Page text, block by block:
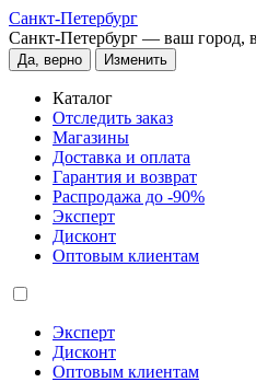
Санкт-Петербург
Санкт-Петербург — ваш город,
Да, верно Изменить
Каталог
Отследить заказ
Магазины
Доставка и оплата
Гарантия и возврат
Распродажа до -90%
Эксперт
Дисконт
Оптовым клиентам
Эксперт
Дисконт
Оптовым клиентам